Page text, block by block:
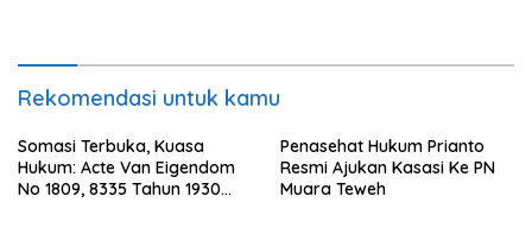
Rekomendasi untuk kamu
Somasi Terbuka, Kuasa
Hukum: Acte Van Eigendom
No 1809, 8335 Tahun 1930
Penasehat Hukum Prianto
Resmi Ajukan Kasasi Ke PN
Muara Teweh